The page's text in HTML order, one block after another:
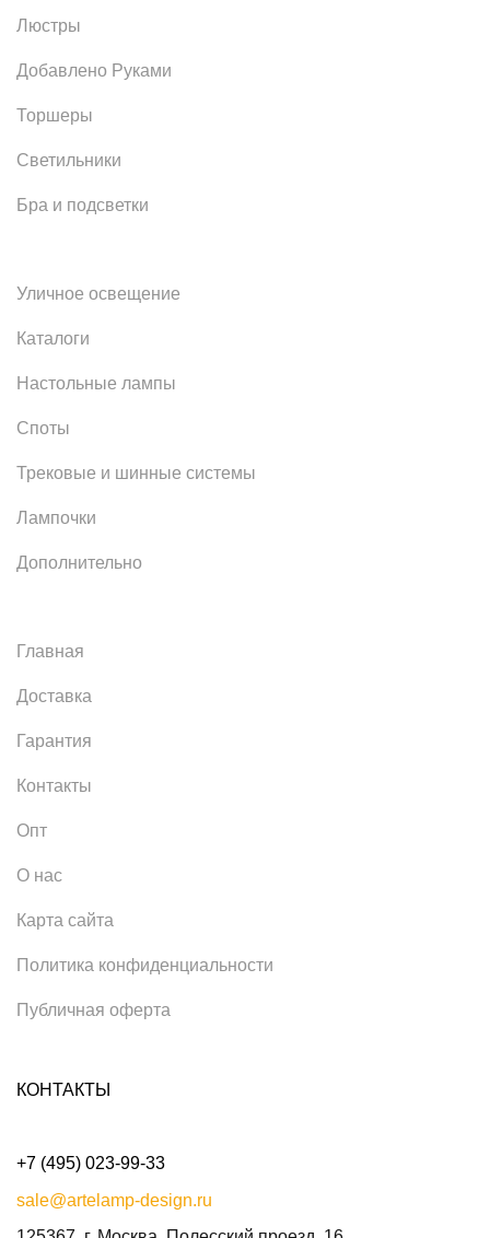
Люстры
Добавлено Руками
Торшеры
Светильники
Бра и подсветки
Уличное освещение
Каталоги
Настольные лампы
Споты
Трековые и шинные системы
Лампочки
Дополнительно
Главная
Доставка
Гарантия
Контакты
Опт
О нас
Карта сайта
Политика конфиденциальности
Публичная оферта
КОНТАКТЫ
+7 (495) 023-99-33
sale@artelamp-design.ru